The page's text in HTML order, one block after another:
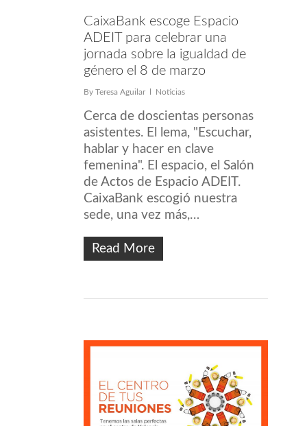
CaixaBank escoge Espacio
ADEIT para celebrar una
jornada sobre la igualdad de
género el 8 de marzo
By Teresa Aguilar Noticias
Cerca de doscientas personas
asistentes. El lema, "Escuchar,
hablar y hacer en clave
femenina". El espacio, el Salón
de Actos de Espacio ADEIT.
CaixaBank escogió nuestra
sede, una vez más,…
Read More